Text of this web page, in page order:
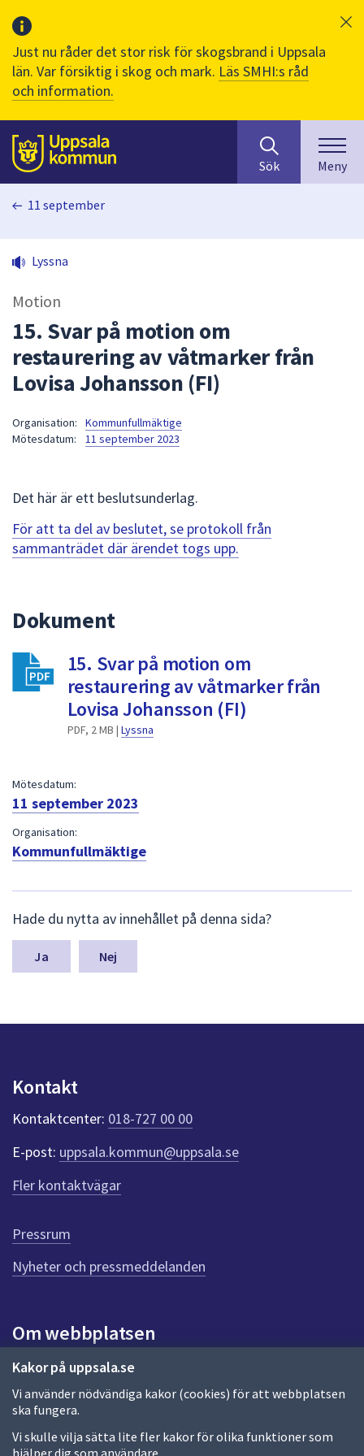
Just nu råder det stor risk för skogsbrand i Uppsala
län. Var försiktig i skog och mark. Läs SMHI:s råd
och information.
Till sidans
huvudinnehåll
efter
innehåll
på
sökförslag
att
navigera
mellan
välja
något
av
Sök Meny
Kakor på uppsala.se
Vi använder nödvändiga kakor (cookies) för att webbplatsen
ska fungera.
Vi skulle vilja sätta lite fler kakor för olika funktioner som
hjälper dig som användare.
11 september
Lyssna
Motion
15. Svar på motion om
restaurering av våtmarker från
Lovisa Johansson (FI)
Organisation:
Kommunfullmäktige
Mötesdatum:
11 september 2023
Det här är ett beslutsunderlag.
För att ta del av beslutet, se protokoll från
sammanträdet där ärendet togs upp.
Dokument
15. Svar på motion om
restaurering av våtmarker från
Lovisa Johansson (FI)
PDF, 2 MB | Lyssna
Mötesdatum:
11 september 2023
Organisation:
Kommunfullmäktige
ä
m
a
n
k
t
e
r
f
ö
r
e
n
n
a
d
a
Hade du nytta av innehållet på denna sida?
Nej
Kontakt
Kontaktcenter: 018-727 00 00
E-post: uppsala.kommun@uppsala.se
Fler kontaktvägar
Pressrum
Nyheter och pressmeddelanden
Om webbplatsen
Om webbplatsen
Allmänna handlingar och diarium
Behandling av personuppgifter